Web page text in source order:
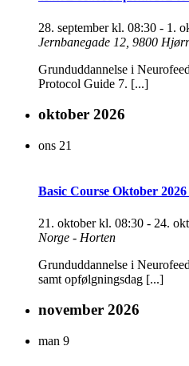
28. september kl. 08:30 - 1.
Jernbanegade 12, 9800
Grunduddannelse i
Protocol Guide 7. [...]
oktober 2026
ons 21
Basic Course Oktober
21. oktober kl. 08:30 - 24.
Norge - Horten
Grunduddannelse i
samt opfølgningsdag [...]
november 2026
man 9